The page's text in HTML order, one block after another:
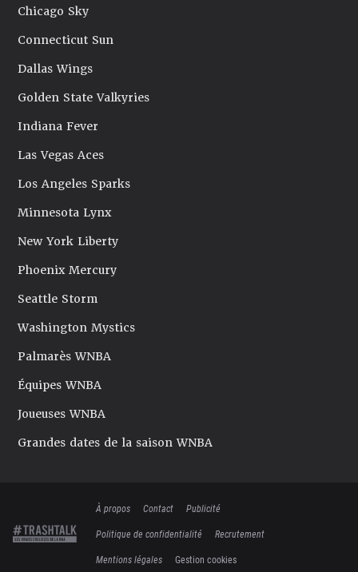
Chicago Sky
Connecticut Sun
Dallas Wings
Golden State Valkyries
Indiana Fever
Las Vegas Aces
Los Angeles Sparks
Minnesota Lynx
New York Liberty
Phoenix Mercury
Seattle Storm
Washington Mystics
Palmarès WNBA
Équipes WNBA
Joueuses WNBA
Grandes dates de la saison WNBA
À propos Contact
Publicité
Politique de confidentialité
Recrutement
Mentions légales
Gestion cookies